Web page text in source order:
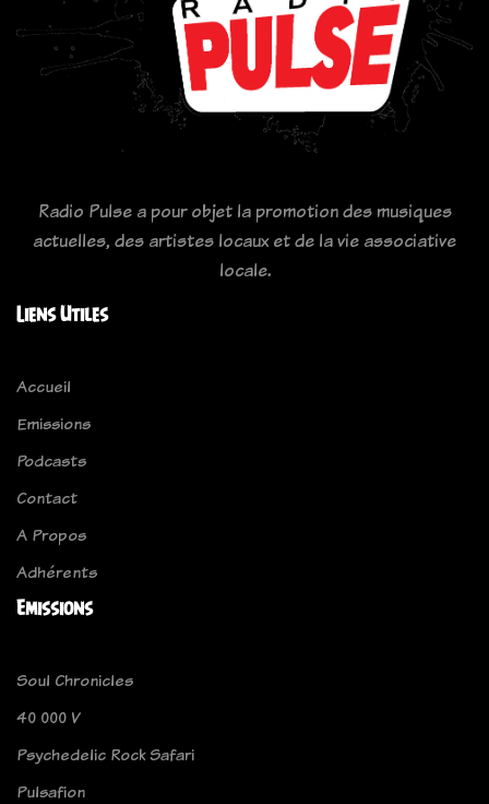
Radio Pulse a pour objet la promotion des musiques
actuelles, des artistes locaux et de la vie associative
locale.
Liens Utiles
Accueil
Emissions
Podcasts
Contact
A Propos
Adhérents
Emissions
Soul Chronicles
40 000 V
Psychedelic Rock Safari
Pulsafion